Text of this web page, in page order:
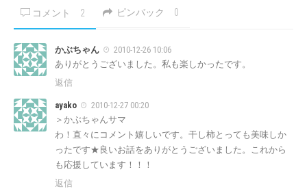
コメント 2 ピンバック 0
かぶちゃん
2010-12-26 10:06
ありがとうございました。私も楽しかったです。
返信
ayako
2010-12-27 00:20
＞かぶちゃんサマ
わ！直々にコメント嬉しいです。干し柿とっても美味しか
ったです★良いお話をありがとうございました。これから
も応援しています！！！
返信